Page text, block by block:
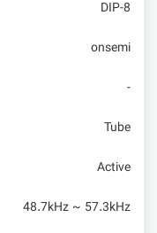
DIP-8
onsemi
-
Tube
Active
48.7kHz ~ 57.3kHz